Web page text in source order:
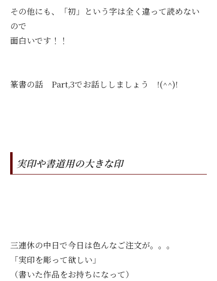
その他にも、「初」という字は全く違って読めない
ので
面白いです！！
篆書の話 Part,3でお話ししましょう !(^^)!
実印や書道用の大きな印
三連休の中日で今日は色んなご注文が。。。
「実印を彫って欲しい」
（書いた作品をお持ちになって）